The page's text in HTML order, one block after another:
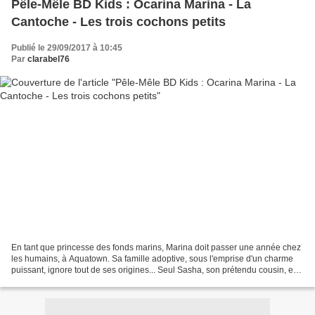
Pêle-Mêle BD Kids : Ocarina Marina - La
Cantoche - Les trois cochons petits
Publié le 29/09/2017 à 10:45
Par clarabel76
En tant que princesse des fonds marins, Marina doit passer une année chez
les humains, à Aquatown. Sa famille adoptive, sous l'emprise d'un charme
puissant, ignore tout de ses origines... Seul Sasha, son prétendu cousin, est